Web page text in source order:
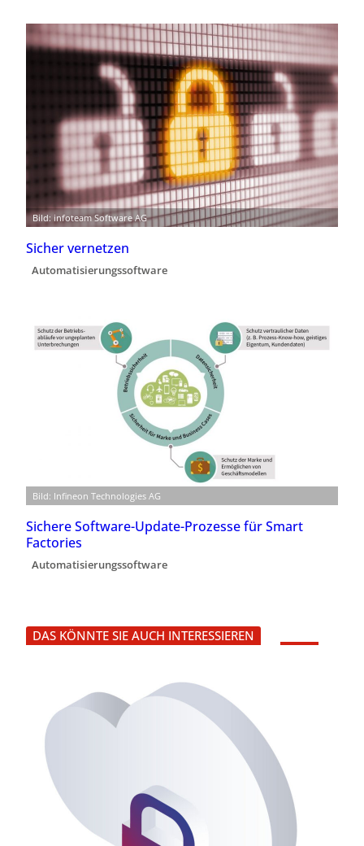
Bild: infoteam Software AG
Sicher vernetzen
Automatisierungssoftware
Bild: Infineon Technologies AG
Sichere Software-Update-Prozesse für Smart
Factories
Automatisierungssoftware
DAS KÖNNTE SIE AUCH INTERESSIEREN